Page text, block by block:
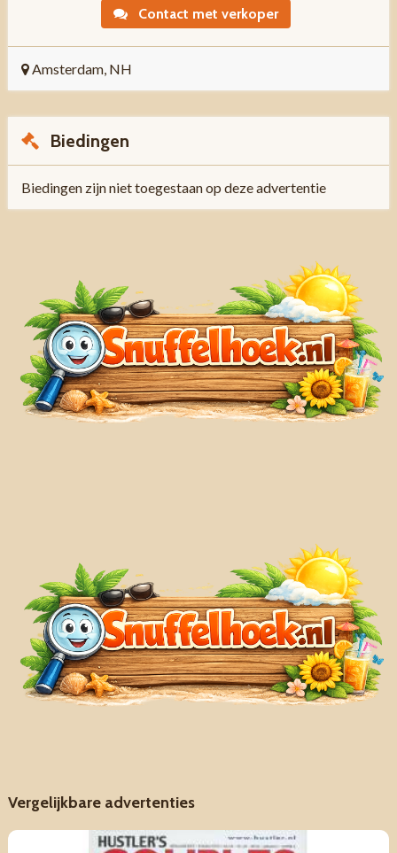
Contact met verkoper
Amsterdam, NH
Biedingen
Biedingen zijn niet toegestaan op deze advertentie
Vergelijkbare advertenties